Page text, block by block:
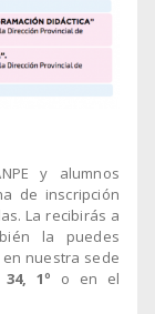
y alumnos
de inscripción
La recibirás a
la puedes
nuestra sede
1º o en el